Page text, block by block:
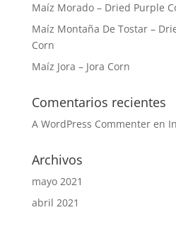
Maíz Morado – Dried Purple
Maíz Montaña De Tostar –
Corn
Maíz Jora – Jora Corn
Comentarios recientes
A WordPress Commenteren
Archivos
mayo 2021
abril 2021